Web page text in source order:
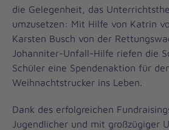
die Gelegenheit, das
umzusetzen: Mit Hilfe von Katrin
Karsten Busch von der
Johanniter-Unfall-Hilfe riefen die
Schüler eine Spendenaktion für
Weihnachtstrucker ins Leben.
Dank des erfolgreichen
Jugendlicher und mit großzügiger